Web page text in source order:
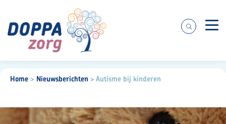
Over ons
Home > Nieuwsberichten > Autisme bij kinderen